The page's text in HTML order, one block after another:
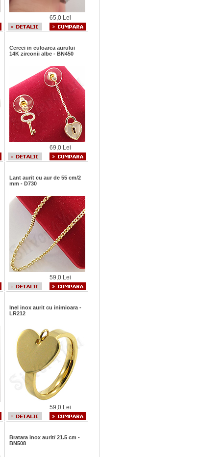
65,0 Lei
Cercei in culoarea aurului
14K zirconii albe - BN450
69,0 Lei
Lant aurit cu aur de 55 cm/2
mm - D730
59,0 Lei
Inel inox aurit cu inimioara -
LR212
59,0 Lei
Bratara inox aurit/ 21.5 cm -
BN508